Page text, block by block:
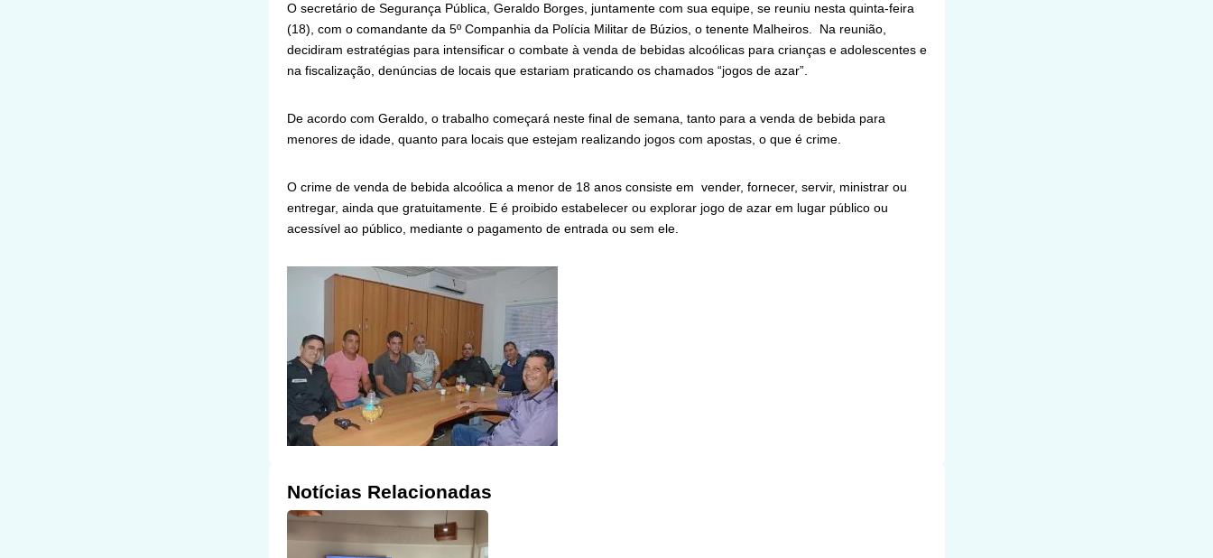
O secretário de Segurança Pública, Geraldo Borges, juntamente com sua equipe, se reuniu nesta quinta-feira
(18), com o comandante da 5º Companhia da Polícia Militar de Búzios, o tenente Malheiros. Na reunião,
decidiram estratégias para intensificar o combate à venda de bebidas alcoólicas para crianças e adolescentes e
na fiscalização, denúncias de locais que estariam praticando os chamados “jogos de azar”.
De acordo com Geraldo, o trabalho começará neste final de semana, tanto para a venda de bebida para
menores de idade, quanto para locais que estejam realizando jogos com apostas, o que é crime.
O crime de venda de bebida alcoólica a menor de 18 anos consiste em vender, fornecer, servir, ministrar ou
entregar, ainda que gratuitamente. E é proibido estabelecer ou explorar jogo de azar em lugar público ou
acessível ao público, mediante o pagamento de entrada ou sem ele.
Notícias Relacionadas